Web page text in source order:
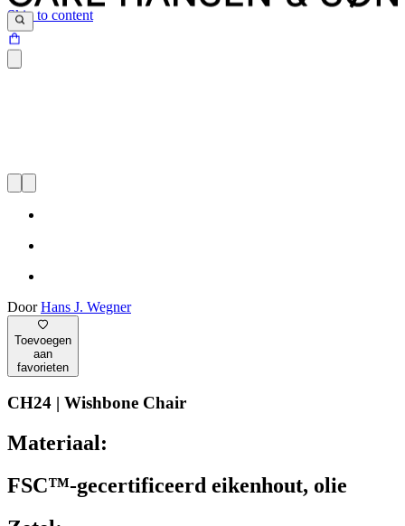
Skip to content
DoorHans J. Wegner
Toevoegen
aan
favorieten
CH24 | Wishbone Chair
Materiaal:
FSC™-gecertificeerd eikenhout, olie